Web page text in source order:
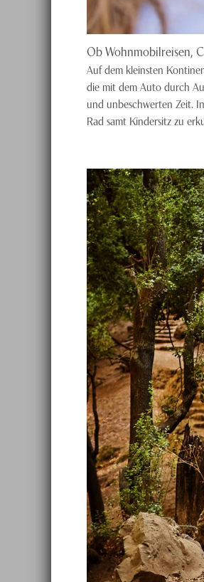
Ob Wohnmobilreisen,
Auf dem kleinsten
die mit dem Auto durch
und unbeschwerten Zeit.
Rad samt Kindersitz zu